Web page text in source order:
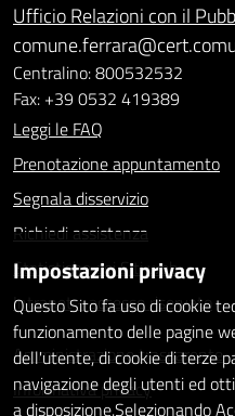
Ufficio Relazioni con il
Centralino: 800532532
Fax: +39 0532 419389
Leggi le FAQ
Prenotazione appuntamento
Segnala disservizio
Richiedi assistenza
Statistiche dei Siti web
Intranet - accesso riservato
Amministrazione trasparente
Informativa privacy
Impostazioni privacy
Questo Sito fa uso di cookie
funzionamento delle pagine
dell'utente, di cookie di terze
navigazione degli utenti ed
a disposizione.Selezionando